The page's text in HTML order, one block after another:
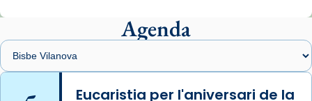
presidit aquest 27 de juliol la missa de Les
Santes de Mataró.
🔗tinyurl.com/cvu5jmbk
📸 J. Merino
Agenda
Eucaristia per l'aniversari de la